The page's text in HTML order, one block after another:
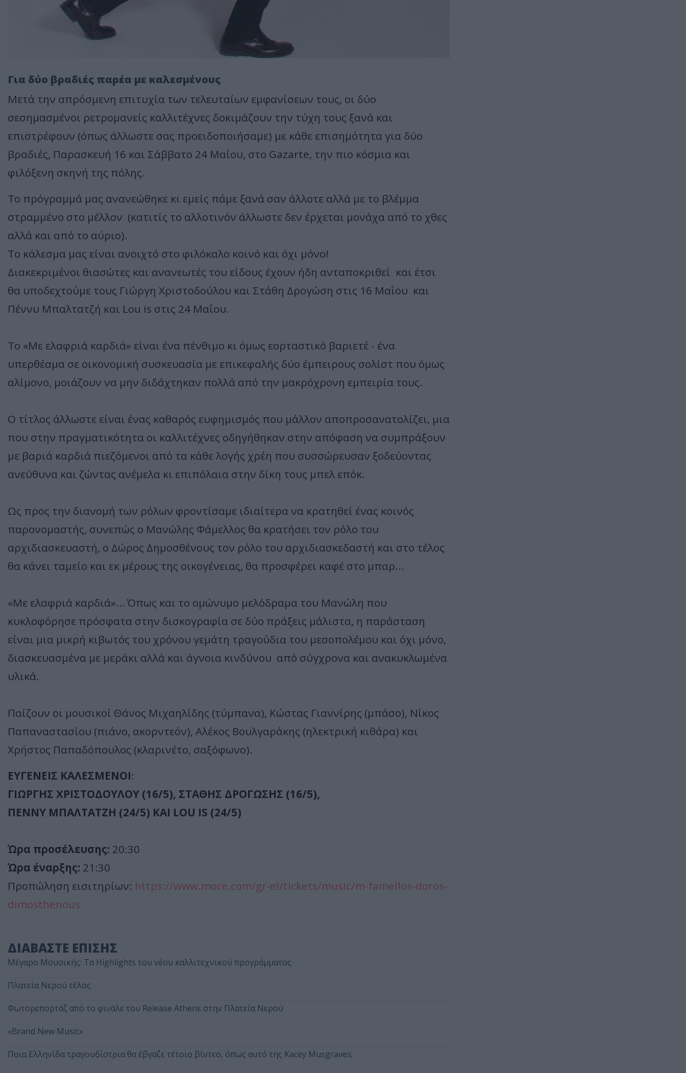
Για δύο βραδιές παρέα με καλεσμένους
Μετά την απρόσμενη επιτυχία των τελευταίων εμφανίσεων τους, οι δύο
σεσημασμένοι ρετρομανείς καλλιτέχνες δοκιμάζουν την τύχη τους ξανά και
επιστρέφουν (όπως άλλωστε σας προειδοποιήσαμε) με κάθε επισημότητα για δύο
βραδιές, Παρασκευή 16 και Σάββατο 24 Μαΐου, στο Gazarte, την πιο κόσμια και
φιλόξενη σκηνή της πόλης.
Το πρόγραμμά μας ανανεώθηκε κι εμείς πάμε ξανά σαν άλλοτε αλλά με το βλέμμα
στραμμένο στο μέλλον (κατιτίς το αλλοτινόν άλλωστε δεν έρχεται μονάχα από το χθες
αλλά και από το αύριο).
Το κάλεσμα μας είναι ανοιχτό στο φιλόκαλο κοινό και όχι μόνο!
Διακεκριμένοι θιασώτες και ανανεωτές του είδους έχουν ήδη ανταποκριθεί και έτσι
θα υποδεχτούμε τους Γιώργη Χριστοδούλου και Στάθη Δρογώση στις 16 Μαΐου και
Πέννυ Μπαλτατζή και Lou is στις 24 Μαΐου.
Το «Με ελαφριά καρδιά» είναι ένα πένθιμο κι όμως εορταστικό βαριετέ - ένα
υπερθέαμα σε οικονομική συσκευασία με επικεφαλής δύο έμπειρους σολίστ που όμως
αλίμονο, μοιάζουν να μην διδάχτηκαν πολλά από την μακρόχρονη εμπειρία τους.
Ο τίτλος άλλωστε είναι ένας καθαρός ευφημισμός που μάλλον αποπροσανατολίζει, μια
που στην πραγματικότητα οι καλλιτέχνες οδηγήθηκαν στην απόφαση να συμπράξουν
με βαριά καρδιά πιεζόμενοι από τα κάθε λογής χρέη που συσσώρευσαν ξοδεύοντας
ανεύθυνα και ζώντας ανέμελα κι επιπόλαια στην δίκη τους μπελ επόκ.
Ως προς την διανομή των ρόλων φροντίσαμε ιδιαίτερα να κρατηθεί ένας κοινός
παρονομαστής, συνεπώς ο Μανώλης Φάμελλος θα κρατήσει τον ρόλο του
αρχιδιασκευαστή, ο Δώρος Δημοσθένους τον ρόλο του αρχιδιασκεδαστή και στο τέλος
θα κάνει ταμείο και εκ μέρους της οικογένειας, θα προσφέρει καφέ στο μπαρ…
«Με ελαφριά καρδιά»… Όπως και το ομώνυμο μελόδραμα του Μανώλη που
κυκλοφόρησε πρόσφατα στην δισκογραφία σε δύο πράξεις μάλιστα, η παράσταση
είναι μια μικρή κιβωτός του χρόνου γεμάτη τραγούδια του μεσοπολέμου και όχι μόνο,
διασκευασμένα με μεράκι αλλά και άγνοια κινδύνου από σύγχρονα και ανακυκλωμένα
υλικά.
Παίζουν οι μουσικοί Θάνος Μιχαηλίδης (τύμπανα), Κώστας Γιαννίρης (μπάσο), Νίκος
Παπαναστασίου (πιάνο, ακορντεόν), Αλέκος Βουλγαράκης (ηλεκτρική κιθάρα) και
Χρήστος Παπαδόπουλος (κλαρινέτο, σαξόφωνο).
ΕΥΓΕΝΕΙΣ ΚΑΛΕΣΜΕΝΟΙ:
ΓΙΩΡΓΗΣ ΧΡΙΣΤΟΔΟΥΛΟΥ (16/5), ΣΤΑΘΗΣ ΔΡΟΓΩΣΗΣ (16/5),
ΠΕΝΝΥ ΜΠΑΛΤΑΤΖΗ (24/5) ΚΑΙ LOU IS (24/5)
Ώρα προσέλευσης: 20:30
Ώρα έναρξης: 21:30
Προπώληση εισιτηρίων: https://www.more.com/gr-el/tickets/music/m-famellos-doros-
dimosthenous
ΔΙΑΒΑΣΤΕ ΕΠΙΣΗΣ
Μέγαρο Μουσικής: Τα Highlights του νέου καλλιτεχνικού προγράμματος
Πλατεία Νερού τέλος
Φωτορεπορτάζ από το φινάλε του Release Athens στην Πλατεία Νερού
«Brand New Music»
Ποια Ελληνίδα τραγουδίστρια θα έβγαζε τέτοιο βίντεο, όπως αυτό της Kacey Musgraves;